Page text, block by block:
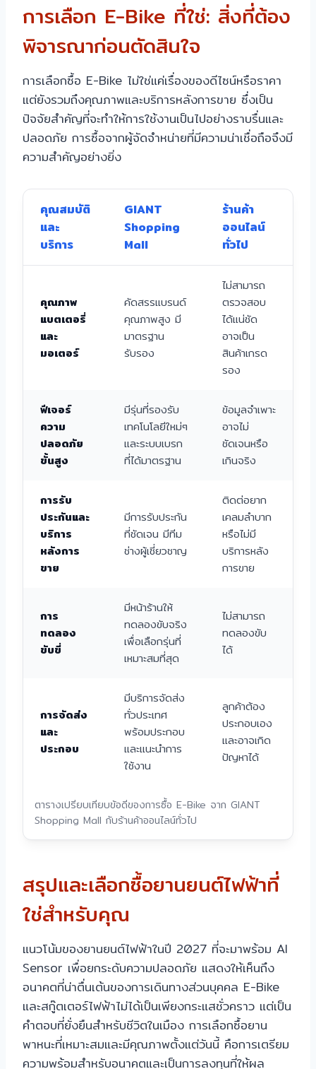
การเลือก E-Bike ที่ใช่: สิ่งที่ต้อง
พิจารณาก่อนตัดสินใจ
การเลือกซื้อ E-Bike ไม่ใช่แค่เรื่องของดีไซน์หรือราคา
แต่ยังรวมถึงคุณภาพและบริการหลังการขาย ซึ่งเป็น
ปัจจัยสำคัญที่จะทำให้การใช้งานเป็นไปอย่างราบรื่นและ
ปลอดภัย การซื้อจากผู้จัดจำหน่ายที่มีความน่าเชื่อถือจึงมี
ความสำคัญอย่างยิ่ง
ตารางเปรียบเทียบข้อดีของการซื้อ E-Bike จาก GIANT
Shopping Mall กับร้านค้าออนไลน์ทั่วไป
คุณสมบัติ
และ
บริการ
GIANT
Shopping
Mall
ร้านค้า
ออนไลน์
ทั่วไป
คุณภาพ
แบตเตอรี่
และ
มอเตอร์
คัดสรรแบรนด์
คุณภาพสูง มี
มาตรฐาน
รับรอง
ไม่สามารถ
ตรวจสอบ
ได้แน่ชัด
อาจเป็น
สินค้าเกรด
รอง
ฟีเจอร์
ความ
ปลอดภัย
ขั้นสูง
มีรุ่นที่รองรับ
เทคโนโลยีใหม่ๆ
และระบบเบรก
ที่ได้มาตรฐาน
ข้อมูลจำเพาะ
อาจไม่
ชัดเจนหรือ
เกินจริง
การรับ
ประกันและ
บริการ
หลังการ
ขาย
มีการรับประกัน
ที่ชัดเจน มีทีม
ช่างผู้เชี่ยวชาญ
ติดต่อยาก
เคลมลำบาก
หรือไม่มี
บริการหลัง
การขาย
การ
ทดลอง
ขับขี่
มีหน้าร้านให้
ทดลองขับจริง
เพื่อเลือกรุ่นที่
เหมาะสมที่สุด
ไม่สามารถ
ทดลองขับ
ได้
การจัดส่ง
และ
ประกอบ
มีบริการจัดส่ง
ทั่วประเทศ
พร้อมประกอบ
และแนะนำการ
ใช้งาน
ลูกค้าต้อง
ประกอบเอง
และอาจเกิด
ปัญหาได้
สรุปและเลือกซื้อยานยนต์ไฟฟ้าที่
ใช่สำหรับคุณ
แนวโน้มของยานยนต์ไฟฟ้าในปี 2027 ที่จะมาพร้อม AI
Sensor เพื่อยกระดับความปลอดภัย แสดงให้เห็นถึง
อนาคตที่น่าตื่นเต้นของการเดินทางส่วนบุคคล E-Bike
และสกู๊ตเตอร์ไฟฟ้าไม่ได้เป็นเพียงกระแสชั่วคราว แต่เป็น
คำตอบที่ยั่งยืนสำหรับชีวิตในเมือง การเลือกซื้อยาน
พาหนะที่เหมาะสมและมีคุณภาพตั้งแต่วันนี้ คือการเตรียม
ความพร้อมสำหรับอนาคตและเป็นการลงทุนที่ให้ผล